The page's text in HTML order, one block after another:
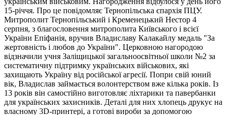
15-річчя. Про це повідомляє Тернопільська єпархія ПЦУ.
Митрополит Тернопільський і Кременецький Нестор 4
серпня, з благословення митрополита Київського і всієї
України Епіфанія, вручив Владиславу Калакайлу медаль "За
жертовність і любов до України". Церковною нагородою
відзначили учня Заліщицької загальноосвітньої школи №2 за
систематичну підтримку українських військових, які
захищають Україну від російської агресії. Попри свій юний
вік, Владислав займається волонтерством вже кілька років. Із
13 років він самостійно виготовляє ліхтарики та павербанки
для українських захисників. Деталі для них хлопець друкує на
власному 3D-принтері, а готові вироби за допомогою